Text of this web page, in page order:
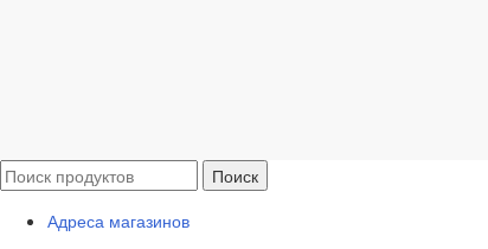
Поиск
Адреса магазинов